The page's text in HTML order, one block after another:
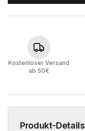
Kostenloser Versand
ab 50€
Produkt-Details